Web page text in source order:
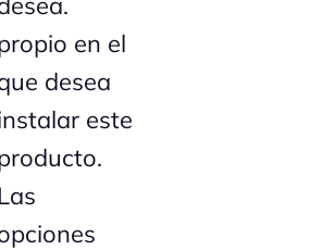
en el
desea
este
Las